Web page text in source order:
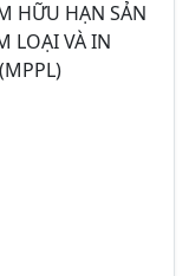
HỮU HẠN SẢN
LOẠI VÀ IN